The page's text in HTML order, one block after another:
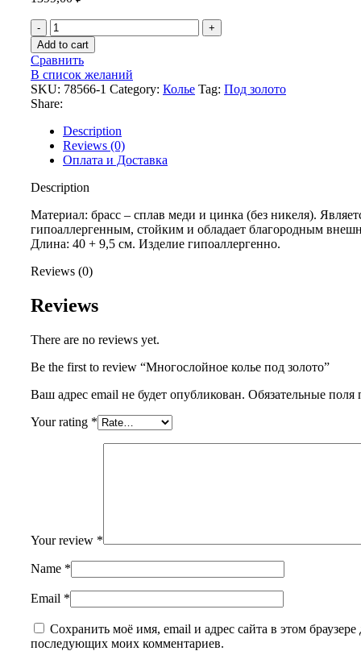
Многослойное
колье
под
золото
quantity
Add to cart
Сравнить
В список желаний
SKU: 78566-1 Category: Колье Tag: Под золото
Share:
Description
Reviews (0)
Оплата и Доставка
Description
Материал: брасс – сплав меди и цинка (без никеля).
гипоаллергенным, стойким и обладает благородным
Длина: 40 + 9,5 см. Изделие гипоаллергенно.
Reviews (0)
Reviews
There are no reviews yet.
Be the first to review “Многослойное колье под золото”
Ваш адрес email не будет опубликован. Обязательные
Your rating *
Your review *
Name *
Email *
Сохранить моё имя, email и адрес сайта в этом браузере
последующих моих комментариев.